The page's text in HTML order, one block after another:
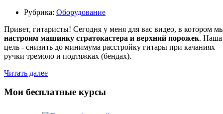
Рубрика: Оборудование
Привет, гитаристы! Сегодня у меня для вас видео, в котором
настроим машинку стратокастера и верхний порожек. Наша
цель - снизить до минимума расстройку гитары при качаниях
ручки тремоло и подтяжках (бендах).
Читать далее
Мои бесплатные курсы